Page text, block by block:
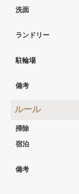
洗面
ランドリー
駐輪場
備考
ルール
掃除
宿泊
備考